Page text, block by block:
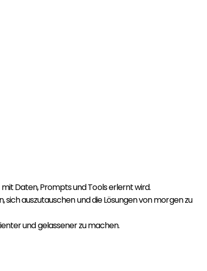
Daten, Prompts und Tools erlernt wird.
auszutauschen und die Lösungen von morgen zu
und gelassener zu machen.